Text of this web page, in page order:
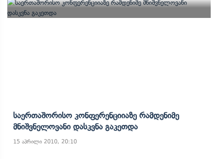
Საერთაშორისო Კონფერენციიაზე Რამდენიმე
Მნიშვნელოვანი Დასკვნა Გაკეთდა
15 აპრილი 2010, 20:10